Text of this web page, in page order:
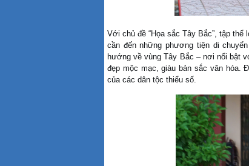
Với chủ đề“Họa sắc Tây Bắc”, tập thể
cần đến những phương tiện di
hướng về vùng Tây Bắc – nơi nổi bật
đẹp mộc mạc, giàu bản sắc văn hóa.
của các dân tộc thiểu số.